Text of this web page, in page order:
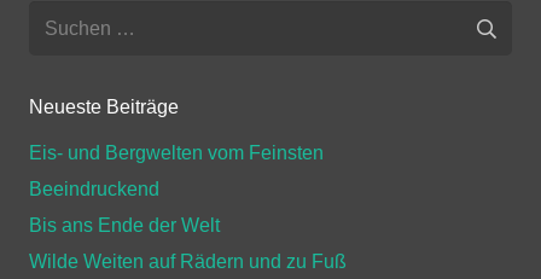
Suchen
Neueste Beiträge
Eis- und Bergwelten vom Feinsten
Beeindruckend
Bis ans Ende der Welt
Wilde Weiten auf Rädern und zu Fuß